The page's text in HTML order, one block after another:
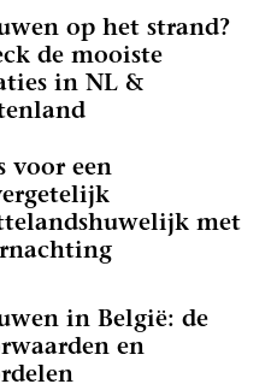
op het strand?
de mooiste
in NL &
voor een
met
in België: de
en